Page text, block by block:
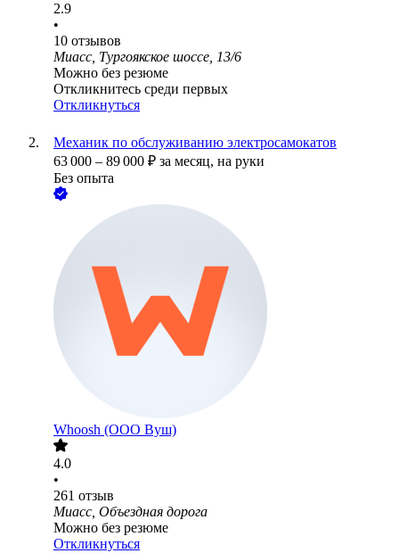
2.9
•
10 отзывов
Миасс, Тургоякское шоссе, 13/6
Можно без резюме
Откликнитесь среди первых
Откликнуться
Механик по обслуживанию электросамокатов
63 000 – 89 000 ₽ за месяц, на руки
Без опыта
Whoosh (ООО Вуш)
4.0
•
261 отзыв
Миасс, Объездная дорога
Можно без резюме
Откликнуться